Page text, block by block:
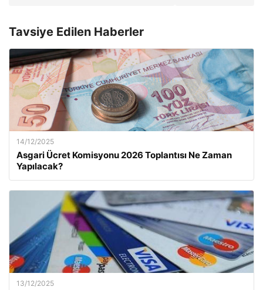
Tavsiye Edilen Haberler
14/12/2025
Asgari Ücret Komisyonu 2026 Toplantısı Ne Zaman
Yapılacak?
13/12/2025